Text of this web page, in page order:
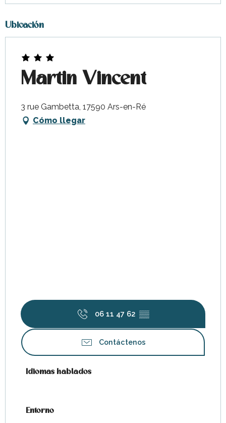
Ubicación
Martin Vincent
3 rue Gambetta, 17590 Ars-en-Ré
Cómo llegar
06 11 47 62 ▒▒
Contáctenos
Idiomas hablados
Idiomas hablados
Entorno
Entorno